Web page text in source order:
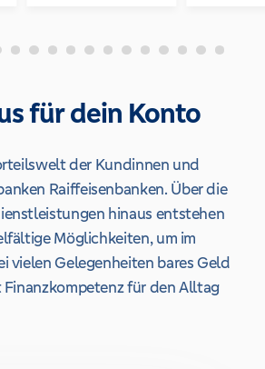
für dein Konto
der Kundinnen und
Raiffeisenbanken. Über die
hinaus entstehen
Möglichkeiten, um im
vielen Gelegenheiten bares Geld
Finanzkompetenz für den Alltag